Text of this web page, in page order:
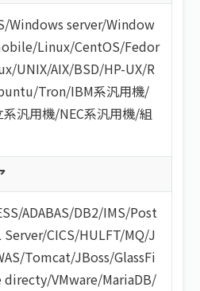
/Windows server/Window
/Linux/CentOS/Fedor
/UNIX/AIX/BSD/HP-UX/R
/Tron/IBM系汎用機/
系汎用機/NEC系汎用機/組
/ADABAS/DB2/IMS/Post
Server/CICS/HULFT/MQ/J
/Tomcat/JBoss/GlassFi
directy/VMware/MariaDB/